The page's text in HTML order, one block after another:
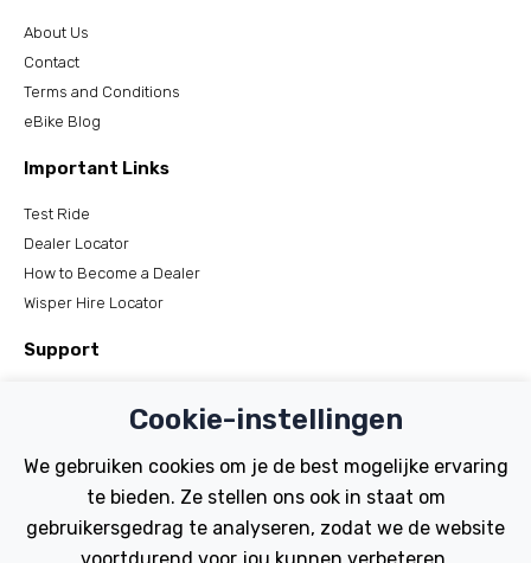
About Us
Contact
Terms and Conditions
eBike Blog
Important Links
Test Ride
Dealer Locator
How to Become a Dealer
Wisper Hire Locator
Support
Manuals
Electric Bikes
Cookie-instellingen
We gebruiken cookies om je de best mogelijke ervaring
te bieden. Ze stellen ons ook in staat om
gebruikersgedrag te analyseren, zodat we de website